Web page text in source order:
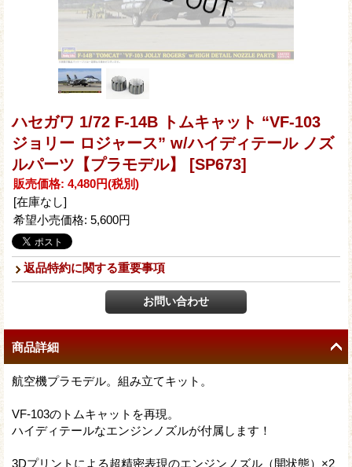
ハセガワ 1/72 F-14B トムキャット “VF-103
ジョリー ロジャース” w/ハイディテール ノズ
ルパーツ【プラモデル】
[SP673]
販売価格: 4,480円(税別)
[在庫なし]
希望小売価格: 5,600円
返品特約に関する重要事項
商品詳細
航空機プラモデル。組み立てキット。
VF-103のトムキャットを再現。
ハイディテールなエンジンノズルが付属します！
3Dプリントによる超精密表現のエンジンノズル（開状態）×2